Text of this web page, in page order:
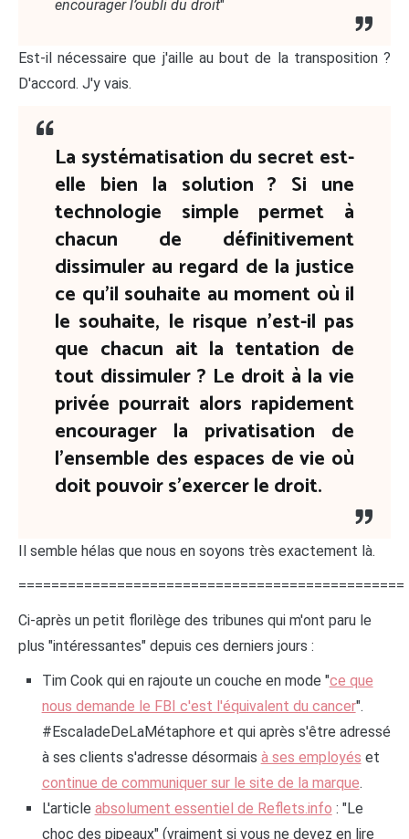
encourager l’oubli du droit"
Est-il nécessaire que j'aille au bout de la transposition ?
D'accord. J'y vais.
La systématisation du secret est-
elle bien la solution ? Si une
technologie simple permet à
chacun de définitivement
dissimuler au regard de la justice
ce qu'il souhaite au moment où il
le souhaite, le risque n'est-il pas
que chacun ait la tentation de
tout dissimuler ? Le droit à la vie
privée pourrait alors rapidement
encourager la privatisation de
l'ensemble des espaces de vie où
doit pouvoir s'exercer le droit.
Il semble hélas que nous en soyons très exactement là.
===============================================
Ci-après un petit florilège des tribunes qui m'ont paru le
plus "intéressantes" depuis ces derniers jours :
Tim Cook qui en rajoute un couche en mode "ce que
nous demande le FBI c'est l'équivalent du cancer".
#EscaladeDeLaMétaphore et qui après s'être adressé
à ses clients s'adresse désormais à ses employés et
continue de communiquer sur le site de la marque.
L'article absolument essentiel de Reflets.info : "Le
choc des pipeaux" (vraiment si vous ne devez en lire